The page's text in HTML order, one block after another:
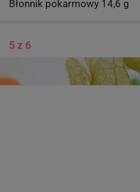
Błonnik pokarmowy 14,6 g
5 z 6